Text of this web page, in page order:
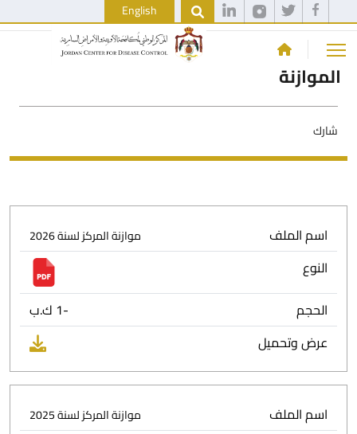
English
الموازنة
شارك
اسم الملف موازنة المركز لسنة 2026
النوع
الحجم
-1 ك.ب
عرض وتحميل
اسم الملف موازنة المركز لسنة 2025